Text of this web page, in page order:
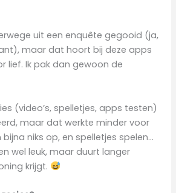
uit een enquête gegooid (ja,
maar dat hoort bij deze apps
lief. Ik pak dan gewoon de
(video’s, spelletjes, apps testen)
maar dat werkte minder voor
bijna niks op, en spelletjes spelen…
wel leuk, maar duurt langer
krijgt.